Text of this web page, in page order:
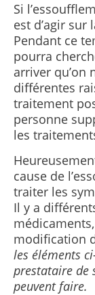
Si
est d’agir sur
Pendant ce
pourra
arriver qu’on
différentes
traitement
personne
les
cause de
traiter les
Il y a
modification
les éléments
prestataire de
peuvent faire.